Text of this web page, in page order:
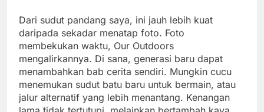
Dari sudut pandang saya, ini jauh lebih kuat
daripada sekadar menatap foto. Foto
membekukan waktu, Our Outdoors
mengalirkannya. Di sana, generasi baru dapat
menambahkan bab cerita sendiri. Mungkin cucu
menemukan sudut batu baru untuk bermain, atau
jalur alternatif yang lebih menantang. Kenangan